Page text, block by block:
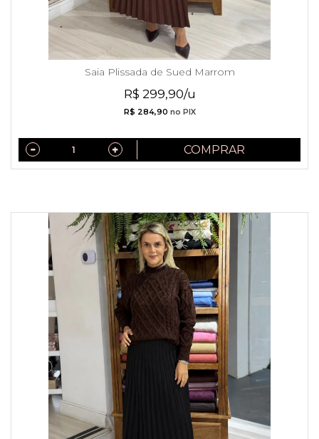
Saia Plissada de Sued Marrom
R$ 299,90/u
R$ 284,90 no PIX
COMPRAR